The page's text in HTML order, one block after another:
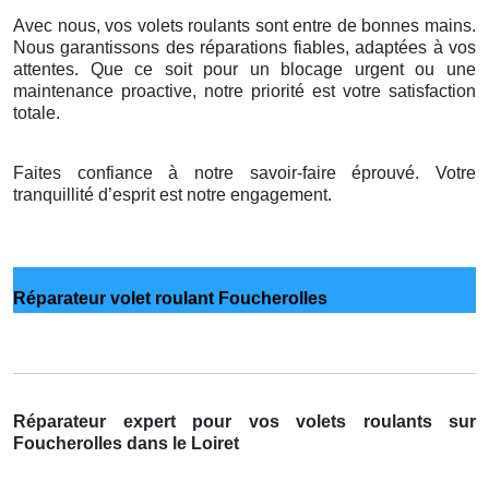
Avec nous, vos volets roulants sont entre de bonnes mains.
Nous garantissons des réparations fiables, adaptées à vos
attentes. Que ce soit pour un blocage urgent ou une
maintenance proactive, notre priorité est votre satisfaction
totale.
Faites confiance à notre savoir-faire éprouvé. Votre
tranquillité d’esprit est notre engagement.
Réparateur volet roulant Foucherolles
Réparateur expert pour vos volets roulants sur
Foucherolles dans le Loiret